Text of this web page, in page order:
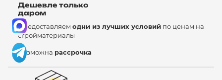
Дешевле только
даром
Предоставляем одни из лучших условий по ценам на
стройматериалы
Возможна рассрочка